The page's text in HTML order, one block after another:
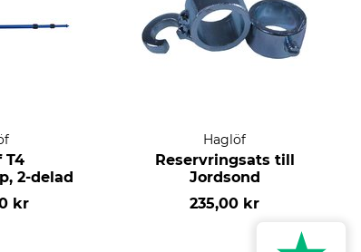
T4
2-delad
kr
Haglöf
Reservringsats till
Jordsond
235,00 kr